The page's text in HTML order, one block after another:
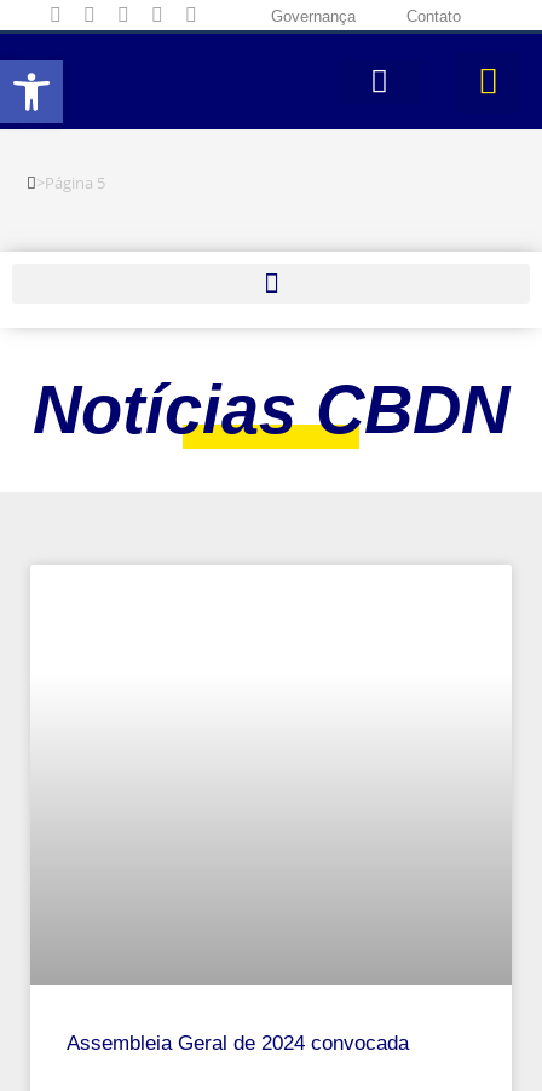
Abrir a barra de ferramentas
Governança Contato
>Página 5
Notícias CBDN
Assembleia Geral de 2024 convocada